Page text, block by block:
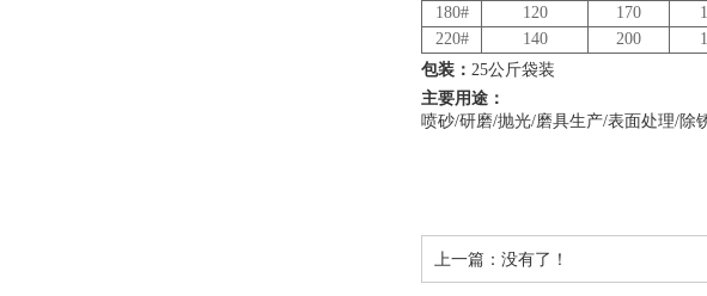
180#
120 170
220#
140 200
包装： 25公斤袋装
主要用途：
喷砂/研磨/抛光/磨具生产/表面处理/除
上一篇：没有了！